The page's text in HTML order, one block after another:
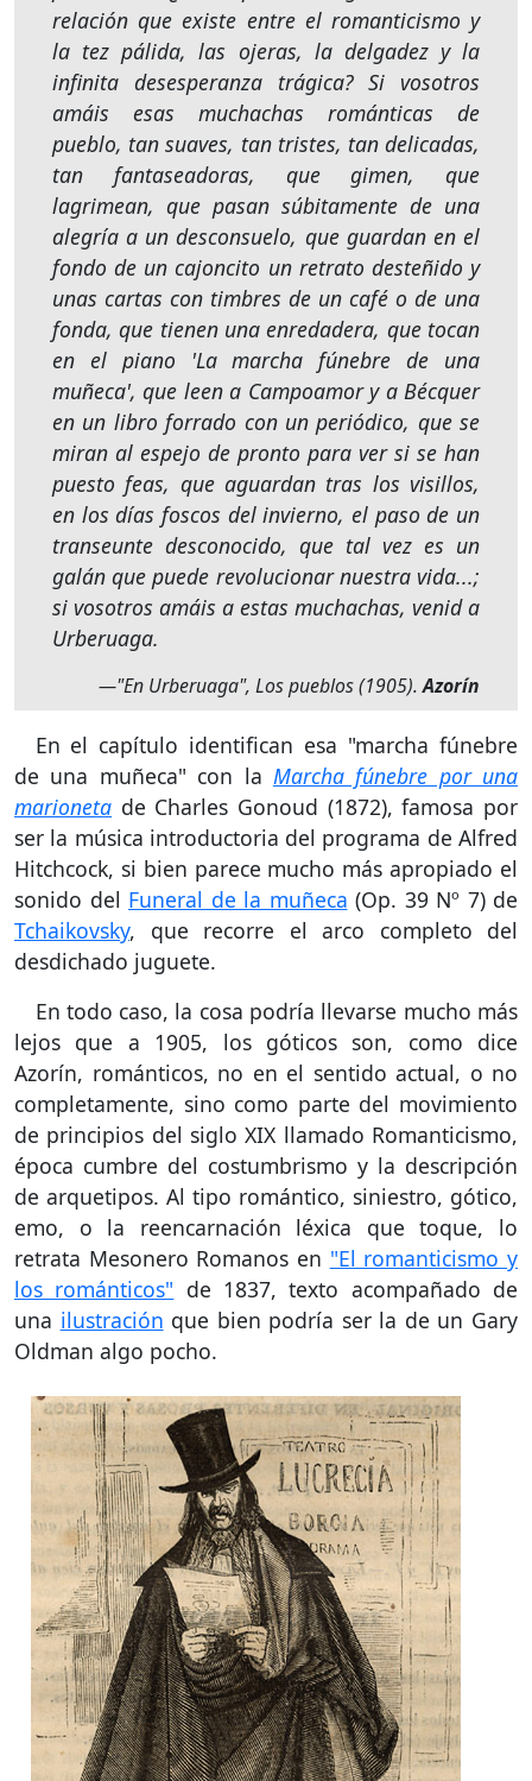
relación que existe entre el romanticismo y
la tez pálida, las ojeras, la delgadez y la
infinita desesperanza trágica? Si vosotros
amáis esas muchachas románticas de
pueblo, tan suaves, tan tristes, tan delicadas,
tan fantaseadoras, que gimen, que
lagrimean, que pasan súbitamente de una
alegría a un desconsuelo, que guardan en el
fondo de un cajoncito un retrato desteñido y
unas cartas con timbres de un café o de una
fonda, que tienen una enredadera, que tocan
en el piano 'La marcha fúnebre de una
muñeca', que leen a Campoamor y a Bécquer
en un libro forrado con un periódico, que se
miran al espejo de pronto para ver si se han
puesto feas, que aguardan tras los visillos,
en los días foscos del invierno, el paso de un
transeunte desconocido, que tal vez es un
galán que puede revolucionar nuestra vida...;
si vosotros amáis a estas muchachas, venid a
Urberuaga.
—"En Urberuaga", Los pueblos(1905).Azorín
En el capítulo identifican esa "marcha fúnebre
de una muñeca" con la Marcha fúnebre por una
marioneta de Charles Gonoud (1872), famosa por
ser la música introductoria del programa de Alfred
Hitchcock, si bien parece mucho más apropiado el
sonido del Funeral de la muñeca (Op. 39 Nº 7) de
Tchaikovsky, que recorre el arco completo del
desdichado juguete.
En todo caso, la cosa podría llevarse mucho más
lejos que a 1905, los góticos son, como dice
Azorín, románticos, no en el sentido actual, o no
completamente, sino como parte del movimiento
de principios del siglo XIX llamado Romanticismo,
época cumbre del costumbrismo y la descripción
de arquetipos. Al tipo romántico, siniestro, gótico,
emo, o la reencarnación léxica que toque, lo
retrata Mesonero Romanos en "El romanticismo y
los románticos" de 1837, texto acompañado de
una ilustración que bien podría ser la de un Gary
Oldman algo pocho.